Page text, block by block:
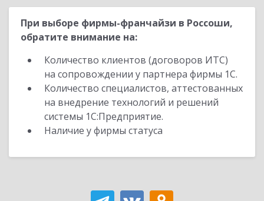
При выборе фирмы-франчайзи в Россоши,
обратите внимание на:
Количество клиентов (договоров ИТС)
на сопровождении у партнера фирмы 1С.
Количество специалистов, аттестованных
на внедрение технологий и решений
системы 1С:Предприятие.
Наличие у фирмы статуса